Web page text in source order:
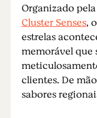
Organizado
Cluster Senses,
estrelas
memorável que
clientes. De
sabores